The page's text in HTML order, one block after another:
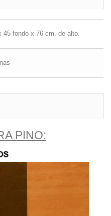
45 fondo x 76 cm. de alto.
PINO: